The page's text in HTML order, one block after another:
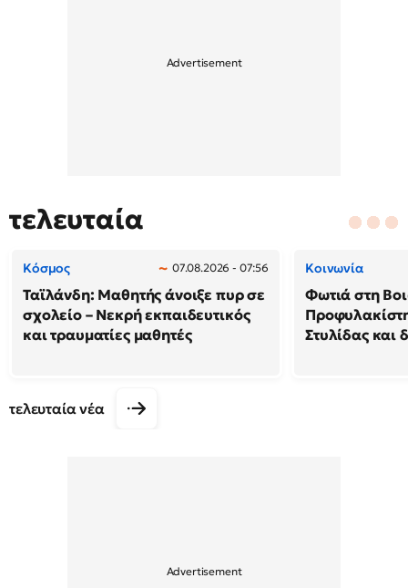
τελευταία
Κόσμος 07.08.2026 - 07:56
Ταϊλάνδη: Μαθητής άνοιξε πυρ σε
σχολείο – Νεκρή εκπαιδευτικός
και τραυματίες μαθητές
Κοινωνία
Φωτιά στη
Στυλίδας και
τελευταία νέα